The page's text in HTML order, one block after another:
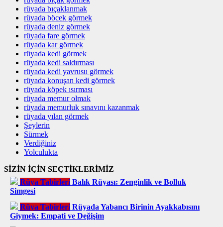
rüyada bıçaklanmak
rüyada böcek görmek
rüyada deniz görmek
rüyada fare görmek
rüyada kar görmek
rüyada kedi görmek
rüyada kedi saldırması
rüyada kedi yavrusu görmek
rüyada konuşan kedi görmek
rüyada köpek ısırması
rüyada memur olmak
rüyada memurluk sınavını kazanmak
rüyada yılan görmek
Şeylerin
Sürmek
Verdiğiniz
Yolculukta
SİZİN İÇİN SEÇTİKLERİMİZ
Rüya Tabirleri Balık Rüyası: Zenginlik ve Bolluk
Simgesi
Rüya Tabirleri Rüyada Yabancı Birinin Ayakkabısını
Giymek: Empati ve Değişim